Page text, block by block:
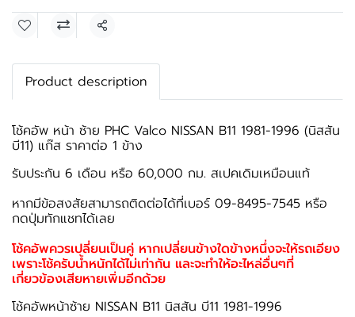
แชร์
Product description
โช้คอัพ หน้า ซ้าย PHC Valco NISSAN B11 1981-1996 (นิสสัน
บี11) แก๊ส ราคาต่อ 1 ข้าง
รับประกัน 6 เดือน หรือ 60,000 กม. สเปคเดิมเหมือนแท้
หากมีข้อสงสัยสามารถติดต่อได้ที่เบอร์ 09-8495-7545 หรือ
กดปุ่มทักแชทได้เลย
โช้คอัพควรเปลี่ยนเป็นคู่ หากเปลี่ยนข้างใดข้างหนึ่งจะให้รถเอียง
เพราะโช้ครับน้ำหนักได้ไม่เท่ากัน และจะทำให้อะไหล่อื่นๆที่
เกี่ยวข้องเสียหายเพิ่มอีกด้วย
โช้คอัพหน้าซ้าย NISSAN B11 นิสสัน บี11 1981-1996